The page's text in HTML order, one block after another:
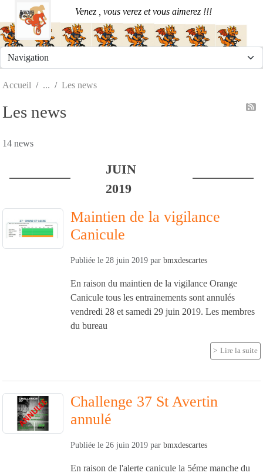
Venez , vous verez et vous aimerez !!!
Accueil Les news
Les news
14 news
JUIN
2019
Maintien de la vigilance
Canicule
Publiée le 28 juin 2019 par bmxdescartes
En raison du maintien de la vigilance Orange
Canicule tous les entrainements sont annulés
vendredi 28 et samedi 29 juin 2019. Les membres
du bureau
Lire la suite
Challenge 37 St Avertin
annulé
Publiée le 26 juin 2019 par bmxdescartes
En raison de l'alerte canicule la 5éme manche du
Panneau de gestion des cookies